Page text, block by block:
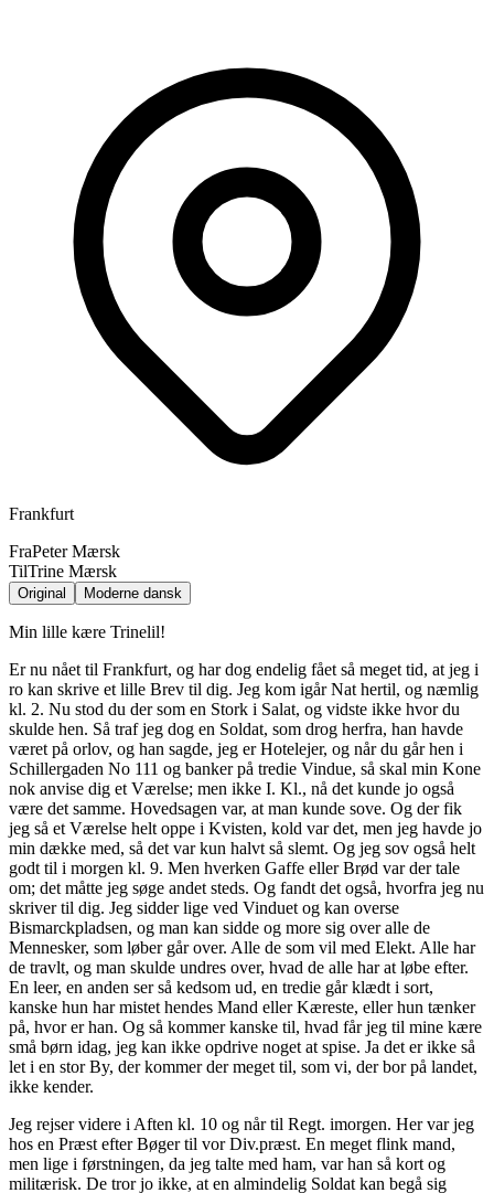
Frankfurt
FraPeter Mærsk
TilTrine Mærsk
Original Moderne dansk
Min lille kære Trinelil!
Er nu nået til Frankfurt, og har dog endelig fået så meget tid, at jeg i
ro kan skrive et lille Brev til dig. Jeg kom igår Nat hertil, og næmlig
kl. 2. Nu stod du der som en Stork i Salat, og vidste ikke hvor du
skulde hen. Så traf jeg dog en Soldat, som drog herfra, han havde
været på orlov, og han sagde, jeg er Hotelejer, og når du går hen i
Schillergaden No 111 og banker på tredie Vindue, så skal min Kone
nok anvise dig et Værelse; men ikke I. Kl., nå det kunde jo også
være det samme. Hovedsagen var, at man kunde sove. Og der fik
jeg så et Værelse helt oppe i Kvisten, kold var det, men jeg havde jo
min dække med, så det var kun halvt så slemt. Og jeg sov også helt
godt til i morgen kl. 9. Men hverken Gaffe eller Brød var der tale
om; det måtte jeg søge andet steds. Og fandt det også, hvorfra jeg nu
skriver til dig. Jeg sidder lige ved Vinduet og kan overse
Bismarckpladsen, og man kan sidde og more sig over alle de
Mennesker, som løber går over. Alle de som vil med Elekt. Alle har
de travlt, og man skulde undres over, hvad de alle har at løbe efter.
En leer, en anden ser så kedsom ud, en tredie går klædt i sort,
kanske hun har mistet hendes Mand eller Kæreste, eller hun tænker
på, hvor er han. Og så kommer kanske til, hvad får jeg til mine kære
små børn idag, jeg kan ikke opdrive noget at spise. Ja det er ikke så
let i en stor By, der kommer der meget til, som vi, der bor på landet,
ikke kender.
Jeg rejser videre i Aften kl. 10 og når til Regt. imorgen. Her var jeg
hos en Præst efter Bøger til vor Div.præst. En meget flink mand,
men lige i førstningen, da jeg talte med ham, var han så kort og
militærisk. De tror jo ikke, at en almindelig Soldat kan begå sig